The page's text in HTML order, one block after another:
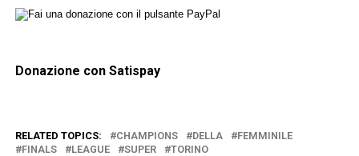
Donazione con Satispay
RELATED TOPICS: CHAMPIONS DELLA
FEMMINILE
FINALS
LEAGUE SUPER TORINO